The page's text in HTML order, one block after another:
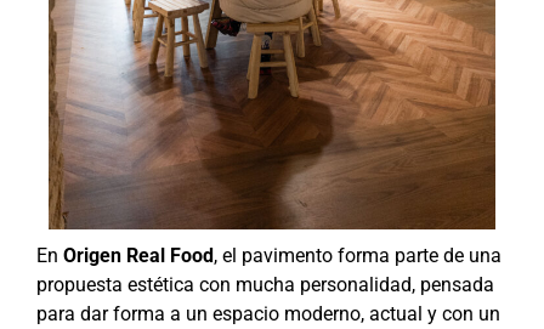
En Origen Real Food, el pavimento forma parte de una
propuesta estética con mucha personalidad, pensada
para dar forma a un espacio moderno, actual y con un